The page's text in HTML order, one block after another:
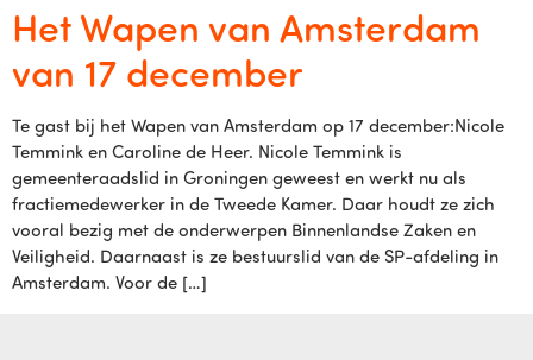
Het Wapen van Amsterdam
van 17 december
Te gast bij het Wapen van Amsterdam op 17 december:Nicole
Temmink en Caroline de Heer. Nicole Temmink is
gemeenteraadslid in Groningen geweest en werkt nu als
fractiemedewerker in de Tweede Kamer. Daar houdt ze zich
vooral bezig met de onderwerpen Binnenlandse Zaken en
Veiligheid. Daarnaast is ze bestuurslid van de SP-afdeling in
Amsterdam. Voor de […]